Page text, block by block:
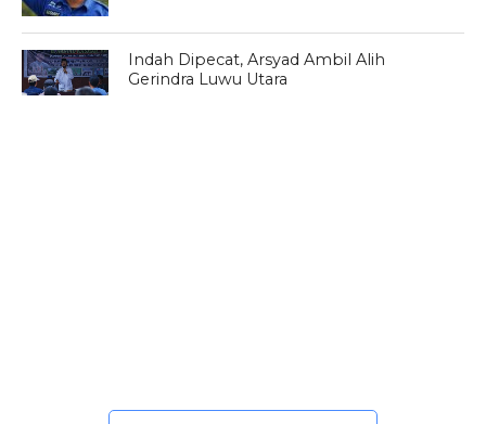
Indah Dipecat, Arsyad Ambil Alih
Gerindra Luwu Utara